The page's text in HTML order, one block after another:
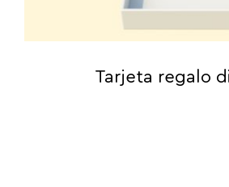
Tarjeta regalo